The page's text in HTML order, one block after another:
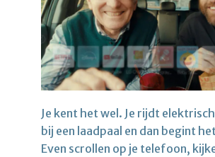
Je kent het wel. Je rijdt
bij een laadpaal en dan begint
Even scrollen op je telefoon,